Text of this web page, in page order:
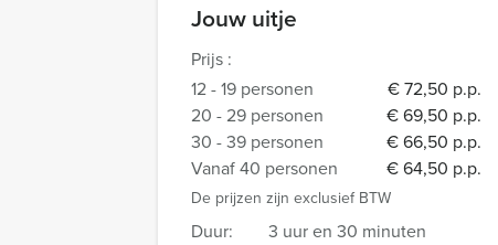
Jouw uitje
Prijs :
12 - 19 personen
€ 72,50 p.p.
20 - 29 personen
€ 69,50 p.p.
30 - 39 personen
€ 66,50 p.p.
Vanaf 40 personen
€ 64,50 p.p.
De prijzen zijn exclusief BTW
Duur:
3 uur en 30 minuten